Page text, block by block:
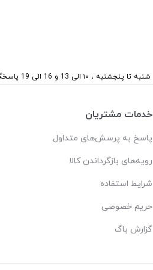
شنبه تا پنجشنبه ، ۱۰ الی 13 و 16 الی 19 پاسخگوی شما هستیم
خدمات مشتریان
پاسخ به پرسش‌های متداول
رویه‌های بازگرداندن کالا
شرایط استفاده
حریم خصوصی
گزارش باگ